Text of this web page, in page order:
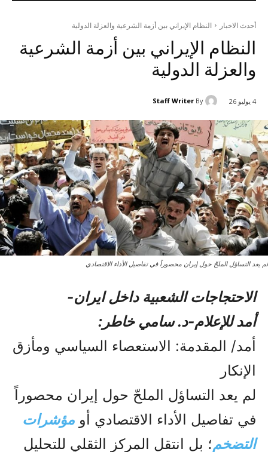
أحدث الاخبار النظام الإيراني بين أزمة الشرعية والعزلة الدولية
النظام الإيراني بين أزمة الشرعية
والعزلة الدولية
4 يوليو 26 By
Staff Writer
لم يعد التساؤل الملحّ حول إيران محصوراً في تفاصيل الأداء الاقتصادي
الاحتجاجات الشعبیة داخل ایران-
أمد للإعلام-د. سامي خاطر:
أمد/ المقدمة: الاستعصاء السياسي ومأزق
الإنكار
لم يعد التساؤل الملحّ حول إيران محصوراً
في تفاصيل الأداء الاقتصادي أو مؤشرات
التضخم؛ بل انتقل المركز الثقلي للتحليل